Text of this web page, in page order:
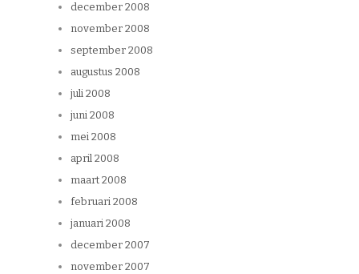
december 2008
november 2008
september 2008
augustus 2008
juli 2008
juni 2008
mei 2008
april 2008
maart 2008
februari 2008
januari 2008
december 2007
november 2007